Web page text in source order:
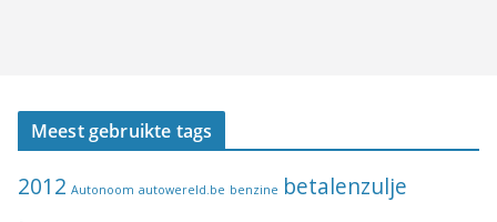
Meest gebruikte tags
2012 Autonoom autowereld.be benzine betalenzulje